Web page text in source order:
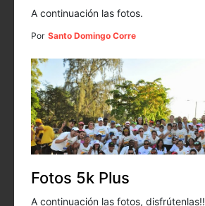
A continuación las fotos.
Por Santo Domingo Corre
Fotos 5k Plus
A continuación las fotos, disfrútenlas!!